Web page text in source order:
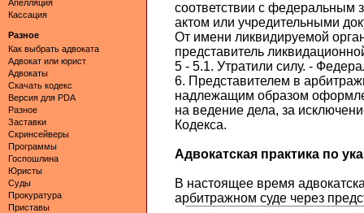
Апелляция
Кассация
Разное
Как выбрать адвоката
Адвокат или юрист
Адвокаты
Скачать кодекс
Версия для PDA
Разное
Заставки
Скринсейверы
Программы
Госпошлина
Юристы
Суды
Прокуратура
Приставы
соответствии с
актом или учредительными
От имени ликвидируемой
представитель
5 - 5.1. Утратили силу. -
6. Представителем в
надлежащим образом
на ведение дела, за
Кодекса.
Адвокатская практика по
В настоящее время
арбитражном суде через